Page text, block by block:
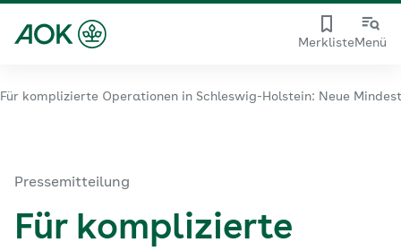
MerklisteMenü
Für komplizierte Operationen in Schleswig-Holstein: Neue
Pressemitteilung
Für komplizierte